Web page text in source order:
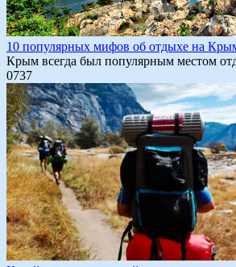
10 популярных мифов об отдыхе на
Крым всегда был популярным местом
0737